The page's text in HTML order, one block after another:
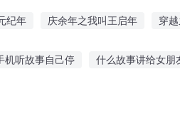
纪年 庆余年之我叫王启年 穿
机听故事自己停 什么故事讲给女朋